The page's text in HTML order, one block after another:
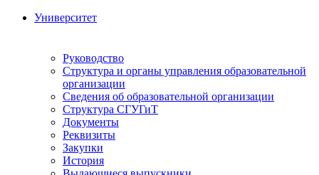
Университет
Руководство
Структура и органы управления образовательной
организации
Сведения об образовательной организации
Структура СГУГиТ
Документы
Реквизиты
Закупки
История